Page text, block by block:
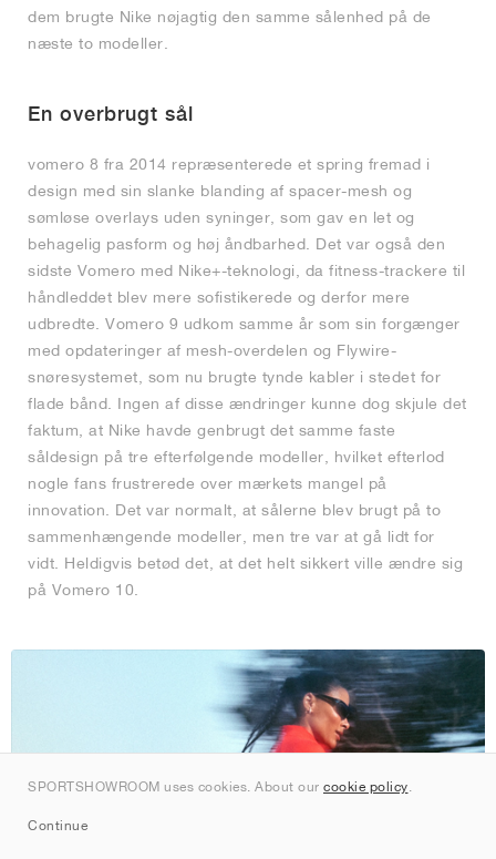
dem brugte Nike nøjagtig den samme sålenhed på de
næste to modeller.
En overbrugt sål
vomero 8 fra 2014 repræsenterede et spring fremad i
design med sin slanke blanding af spacer-mesh og
sømløse overlays uden syninger, som gav en let og
behagelig pasform og høj åndbarhed. Det var også den
sidste Vomero med Nike+-teknologi, da fitness-trackere til
håndleddet blev mere sofistikerede og derfor mere
udbredte. Vomero 9 udkom samme år som sin forgænger
med opdateringer af mesh-overdelen og Flywire-
snøresystemet, som nu brugte tynde kabler i stedet for
flade bånd. Ingen af disse ændringer kunne dog skjule det
faktum, at Nike havde genbrugt det samme faste
såldesign på tre efterfølgende modeller, hvilket efterlod
nogle fans frustrerede over mærkets mangel på
innovation. Det var normalt, at sålerne blev brugt på to
sammenhængende modeller, men tre var at gå lidt for
vidt. Heldigvis betød det, at det helt sikkert ville ændre sig
på Vomero 10.
SPORTSHOWROOM uses cookies. About our cookie policy.
Continue